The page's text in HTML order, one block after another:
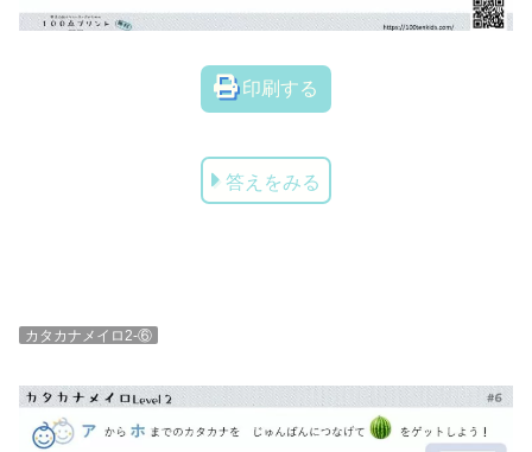
印刷する
答えをみる
カタカナメイロ2-⑥